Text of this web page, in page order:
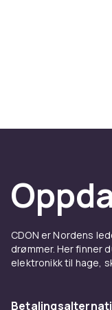
CDON er Nordens
drømmer. Her finner
elektronikk til hage,